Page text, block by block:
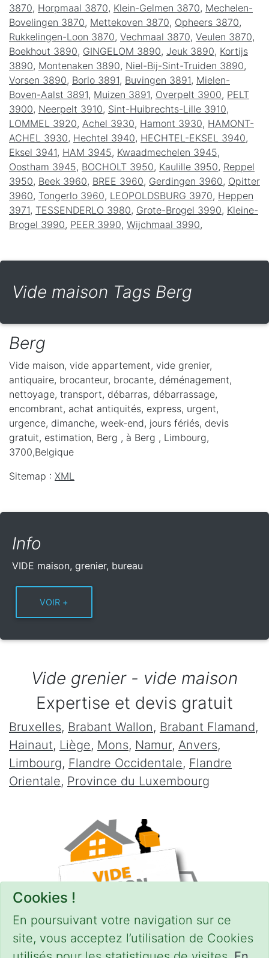
Cookies !
En poursuivant votre navigation sur ce
site, vous acceptez l’utilisation de Cookies
3870, Horpmaal 3870, Klein-Gelmen 3870, Mechelen-
Bovelingen 3870, Mettekoven 3870, Opheers 3870,
Rukkelingen-Loon 3870, Vechmaal 3870, Veulen 3870,
Boekhout 3890, GINGELOM 3890, Jeuk 3890, Kortijs
3890, Montenaken 3890, Niel-Bij-Sint-Truiden 3890,
Vorsen 3890, Borlo 3891, Buvingen 3891, Mielen-
Boven-Aalst 3891, Muizen 3891, Overpelt 3900, PELT
3900, Neerpelt 3910, Sint-Huibrechts-Lille 3910,
LOMMEL 3920, Achel 3930, Hamont 3930, HAMONT-
ACHEL 3930, Hechtel 3940, HECHTEL-EKSEL 3940,
Eksel 3941, HAM 3945, Kwaadmechelen 3945,
Oostham 3945, BOCHOLT 3950, Kaulille 3950, Reppel
3950, Beek 3960, BREE 3960, Gerdingen 3960, Opitter
3960, Tongerlo 3960, LEOPOLDSBURG 3970, Heppen
3971, TESSENDERLO 3980, Grote-Brogel 3990, Kleine-
Brogel 3990, PEER 3990, Wijchmaal 3990,
Vide maison Tags Berg
Berg
Vide maison, vide appartement, vide grenier,
antiquaire, brocanteur, brocante, déménagement,
nettoyage, transport, débarras, débarrassage,
encombrant, achat antiquités, express, urgent,
urgence, dimanche, week-end, jours fériés, devis
gratuit, estimation, Berg , à Berg , Limbourg,
3700,Belgique
Sitemap : XML
Info
VIDE maison, grenier, bureau
Vide grenier - vide maison
Expertise et devis gratuit
Bruxelles, Brabant Wallon, Brabant Flamand,
Hainaut, Liège, Mons, Namur, Anvers,
Limbourg, Flandre Occidentale, Flandre
Orientale, Province du Luxembourg